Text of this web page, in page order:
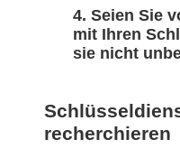
Seien Sie
mit Ihren
sie nicht
recherchieren